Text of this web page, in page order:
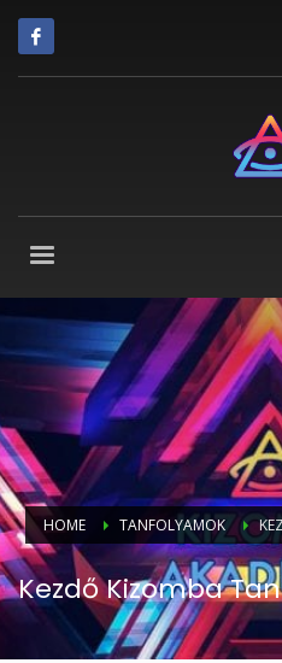
HOME TANFOLYAMOK
Kezdő Kizomba